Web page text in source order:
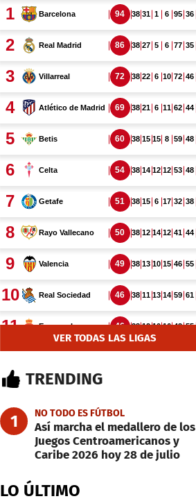
VER TODAS LAS LIGAS
TRENDING
1 NO TODO ES FÚTBOL
Así marcha el medallero de los
Juegos Centroamericanos y
Caribe 2026 hoy 28 de julio
LO ÚLTIMO